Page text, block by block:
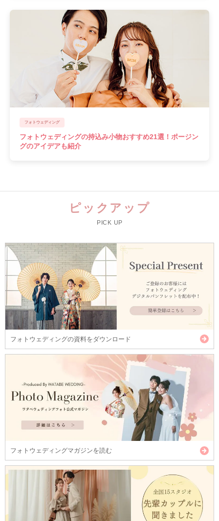
フォトウェディング
フォトウェディングの持込み小物おすすめ21選！ポージン
グのアイデアも紹介
ピックアップ
PICK UP
フォトウェディングの資料をダウンロード
フォトウェディングマガジンを読む